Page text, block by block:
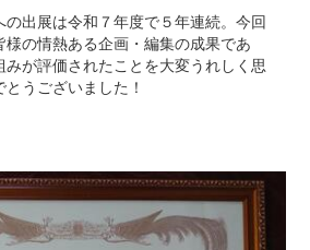
出展は令和７年度で５年連続。今回
の情熱ある企画・編集の成果であ
みが評価されたことを大変うれしく思
うございました！